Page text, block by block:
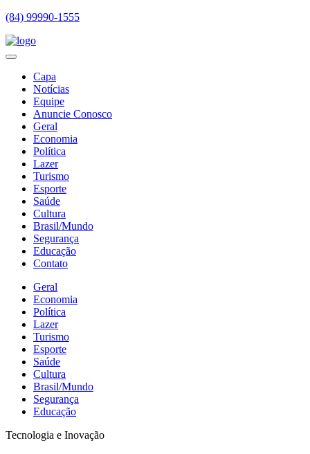
(84) 99990-1555
Capa
Notícias
Equipe
Anuncie Conosco
Geral
Economia
Política
Lazer
Turismo
Esporte
Saúde
Cultura
Brasil/Mundo
Segurança
Educação
Contato
Geral
Economia
Política
Lazer
Turismo
Esporte
Saúde
Cultura
Brasil/Mundo
Segurança
Educação
Tecnologia e Inovação